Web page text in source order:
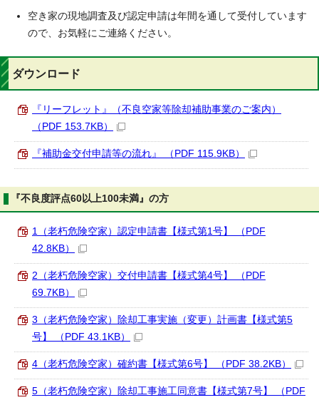
空き家の現地調査及び認定申請は年間を通して受付しています
ので、お気軽にご連絡ください。
ダウンロード
『リーフレット』（不良空家等除却補助事業のご案内）
（PDF 153.7KB）
『補助金交付申請等の流れ』 （PDF 115.9KB）
『不良度評点60以上100未満』の方
1（老朽危険空家）認定申請書【様式第1号】 （PDF
42.8KB）
2（老朽危険空家）交付申請書【様式第4号】 （PDF
69.7KB）
3（老朽危険空家）除却工事実施（変更）計画書【様式第5
号】 （PDF 43.1KB）
4（老朽危険空家）確約書【様式第6号】 （PDF 38.2KB）
5（老朽危険空家）除却工事施工同意書【様式第7号】 （PDF